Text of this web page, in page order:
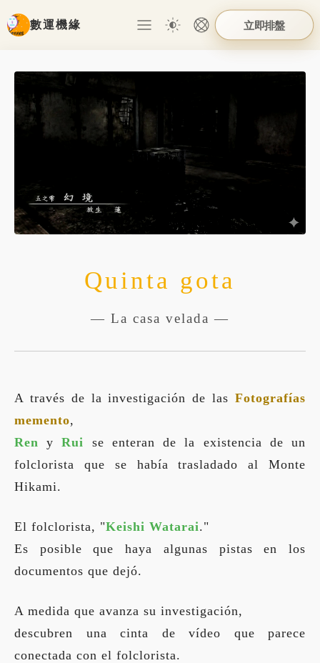
數運機緣 立即排盤
Quinta gota
— La casa velada —
A través de la investigación de las Fotografías
memento,
Ren yRui
se enteran de la existencia de un
folclorista que se había trasladado al Monte
Hikami.
El folclorista, "Keishi Watarai."
Es posible que haya algunas pistas en los
documentos que dejó.
A medida que avanza su investigación,
descubren una cinta de vídeo que parece
conectada con el folclorista.